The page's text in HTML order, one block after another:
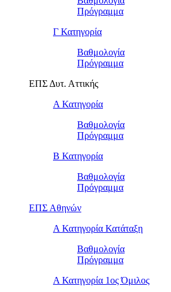
Πρόγραμμα
Γ Κατηγορία
Βαθμολογία
Πρόγραμμα
ΕΠΣ Δυτ. Αττικής
Α Κατηγορία
Βαθμολογία
Πρόγραμμα
Β Κατηγορία
Βαθμολογία
Πρόγραμμα
ΕΠΣ Αθηνών
Α Κατηγορία Κατάταξη
Βαθμολογία
Πρόγραμμα
Α Κατηγορία 1ος Όμιλος